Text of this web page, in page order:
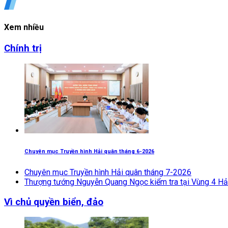
Xem nhiều
Chính trị
Chuyên mục Truyền hình Hải quân tháng 6-2026
Chuyên mục Truyền hình Hải quân tháng 7-2026
Thượng tướng Nguyễn Quang Ngọc kiểm tra tại Vùng 4
Vì chủ quyền biển, đảo